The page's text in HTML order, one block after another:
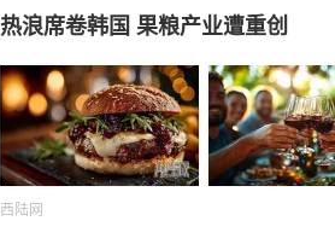
热浪席卷韩国 果粮产业遭重创
西陆网